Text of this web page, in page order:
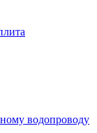
водопроводу